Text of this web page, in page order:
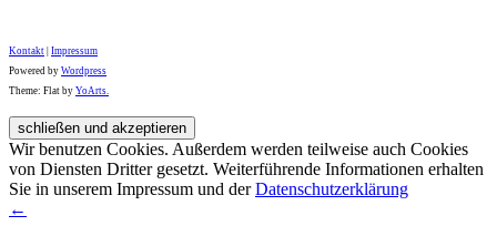
Kontakt Impressum
Powered by Wordpress
Theme: Flat by YoArts.
Wir benutzen Cookies. Außerdem werden teilweise auch Cookies
von Diensten Dritter gesetzt. Weiterführende Informationen erhalten
Sie in unserem Impressum und derDatenschutzerklärung
←